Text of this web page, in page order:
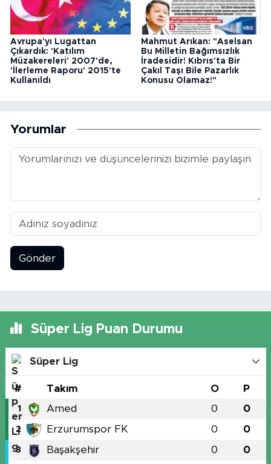
Avrupa'yı Lugattan
Çıkardık: 'Katılım
Müzakereleri' 2007'de,
'İlerleme Raporu' 2015'te
Kullanıldı
Mahmut Arıkan: "Aselsan
Bu Milletin Bağımsızlık
İradesidir! Kıbrıs'ta Bir
Çakıl Taşı Bile Pazarlık
Konusu Olamaz!"
Yorumlar
Gönder
Süper Lig Puan Durumu
Süper Lig
# Takım O P
1 Amed 0 0
2 Erzurumspor FK 0 0
3 Başakşehir 0 0